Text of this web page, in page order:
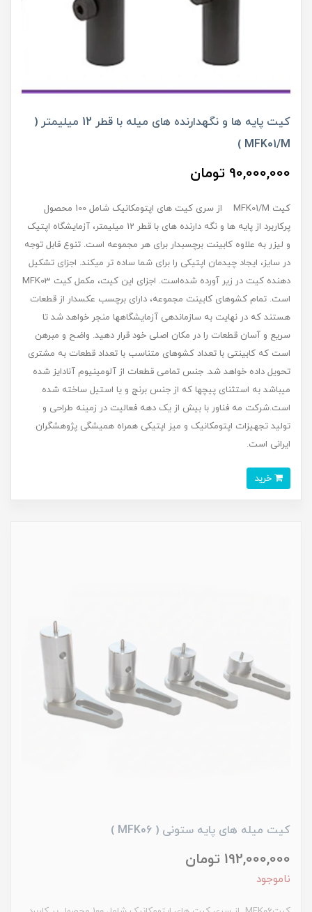
کیت پایه ‏ها و نگه‏دارنده ‏های میله با قطر 12 میلیمتر (
MFK01/M )
90,000,000 تومان
کیت MFK01/M از سری کیت‏ های اپتومکانیک شامل 100 محصول
پرکاربرد از پایه ‏ها و نگه‏ دارنده‏ های با قطر 12 میلیمتر، آزمایشگاه اپتیک
و لیزر به علاوه کابینت برچسب‎دار برای هر مجموعه است. تنوع قابل توجه
در سایز، ایجاد چیدمان اپتیکی را برای شما ساده ‏تر می‏کند. اجزای تشکیل‏
دهنده کیت در زیر آورده شده‌است. اجزای این کیت، مکمل کیت MFK03
است. تمام کشوهای کابینت مجموعه، دارای برچسب عکس‏دار از قطعات
هستند که در نهایت به سازماندهی آزمایشگاه‏ها منجر خواهد شد تا
سریع و آسان قطعات را در مکان اصلی خود قرار دهید. واضح و مبرهن
است که کابینتی با تعداد کشوهای متناسب با تعداد قطعات به مشتری
تحویل داده خواهد شد. جنس تمامی قطعات از آلومینیوم آنادایز شده
می‏باشد به استثنای پیچ‏ها که از جنس برنج و یا استیل ساخته شده
است.شرکت مه فناور با بیش از یک دهه فعالیت در زمینه طراحی و
تولید تجهیزات اپتومکانیک و میز اپتیکی همراه همیشگی پژوهشگران
ایرانی است.
کیت میله های پایه ستونی ( MFK06 )
192,000,000 تومان
ناموجود